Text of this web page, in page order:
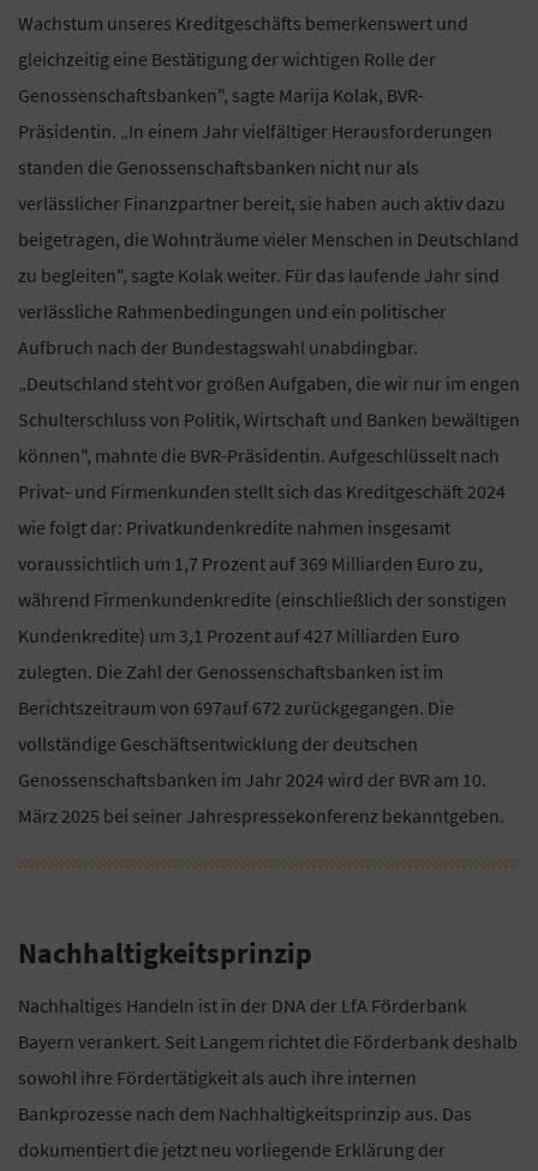
Wachstum unseres Kreditgeschäfts bemerkenswert und
gleichzeitig eine Bestätigung der wichtigen Rolle der
Genossenschaftsbanken", sagte Marija Kolak, BVR-
Präsidentin. „In einem Jahr vielfältiger Herausforderungen
standen die Genossenschaftsbanken nicht nur als
verlässlicher Finanzpartner bereit, sie haben auch aktiv dazu
beigetragen, die Wohnträume vieler Menschen in Deutschland
zu begleiten", sagte Kolak weiter. Für das laufende Jahr sind
verlässliche Rahmenbedingungen und ein politischer
Aufbruch nach der Bundestagswahl unabdingbar.
„Deutschland steht vor großen Aufgaben, die wir nur im engen
Schulterschluss von Politik, Wirtschaft und Banken bewältigen
können", mahnte die BVR-Präsidentin. Aufgeschlüsselt nach
Privat- und Firmenkunden stellt sich das Kreditgeschäft 2024
wie folgt dar: Privatkundenkredite nahmen insgesamt
voraussichtlich um 1,7 Prozent auf 369 Milliarden Euro zu,
während Firmenkundenkredite (einschließlich der sonstigen
Kundenkredite) um 3,1 Prozent auf 427 Milliarden Euro
zulegten. Die Zahl der Genossenschaftsbanken ist im
Berichtszeitraum von 697auf 672 zurückgegangen. Die
vollständige Geschäftsentwicklung der deutschen
Genossenschaftsbanken im Jahr 2024 wird der BVR am 10.
März 2025 bei seiner Jahrespressekonferenz bekanntgeben.
Nachhaltigkeitsprinzip
Nachhaltiges Handeln ist in der DNA der LfA Förderbank
Bayern verankert. Seit Langem richtet die Förderbank deshalb
sowohl ihre Fördertätigkeit als auch ihre internen
Bankprozesse nach dem Nachhaltigkeitsprinzip aus. Das
dokumentiert die jetzt neu vorliegende Erklärung der